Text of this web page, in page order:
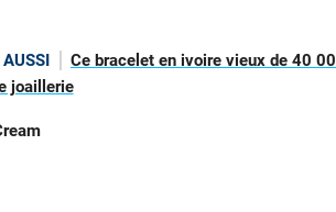
AUSSI
Ce bracelet en ivoire vieux de 40
joaillerie